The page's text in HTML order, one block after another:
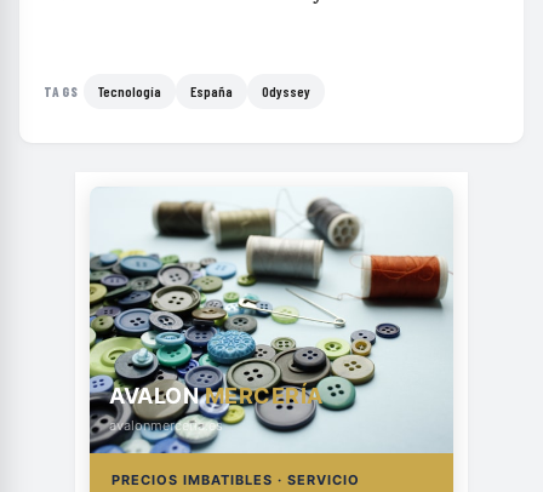
TAGS Tecnología España Odyssey
AVALONMERCERÍA
avalonmerceria.es
PRECIOS IMBATIBLES · SERVICIO